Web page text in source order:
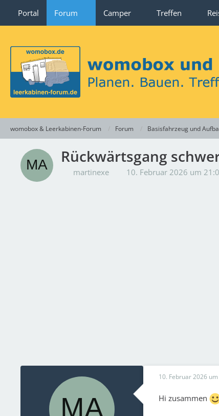
Portal Forum Camper Treffen
womobox & Leerkabinen-Forum Forum Basisfahrzeug und
Rückwärtsgang
martinexe 10. Februar 2026 um
10. Februar 2026
Hi zusammen